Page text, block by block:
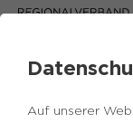
Auf unserer